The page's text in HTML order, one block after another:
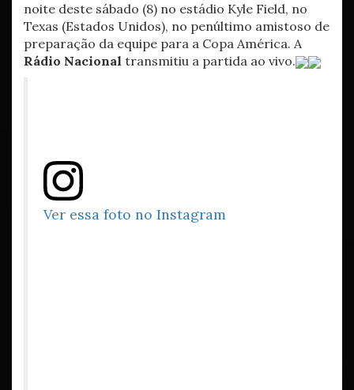
noite deste sábado (8) no estádio Kyle Field, no
Texas (Estados Unidos), no penúltimo amistoso de
preparação da equipe para a Copa América. A
Rádio Nacional transmitiu a partida ao vivo.
Ver essa foto no Instagram